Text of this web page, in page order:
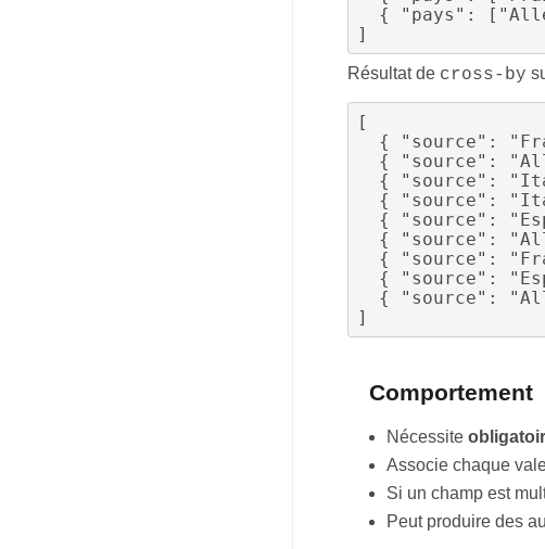
Résultat de cross-by
[
Comportement
Nécessite
Associe chaque
Si un champ est
Peut produire des